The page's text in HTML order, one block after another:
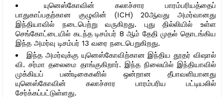
யுனெஸ்கோவின் கலாச்சார பாரம்பரியத்தைப்
பாதுகாப்பதற்கான குழுவின் (ICH) 20ஆவது அமர்வானது
இந்தியாவில் நடைபெற்று வருகிறது. புது தில்லியில் உள்ள
செங்கோட்டையில் கடந்த டிசம்பர் 8 ஆம் தேதி முதல் தொடங்கிய
இந்த அமர்வு டிசம்பர் 13 வரை நடைபெறுகிறது.
இந்த அமர்வுக்கு யுனெஸ்கோவிற்கான இந்திய தூதர் விஷால்
வி. சர்மா தலைமை தாங்குகிறார். இந்த நிலையில் இந்தியாவில்
முக்கியப் பண்டிகைகளில் ஒன்றான தீபாவளியானது
யுனெஸ்கோவின் கலாச்சார பாரம்பரிய பட்டியலில்
சேர்க்கப்பட்டுள்ளது.